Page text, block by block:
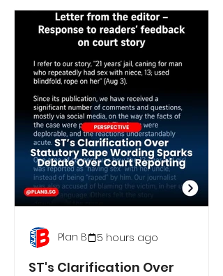
ST's Clarification Over
Plan B 5 hours ago